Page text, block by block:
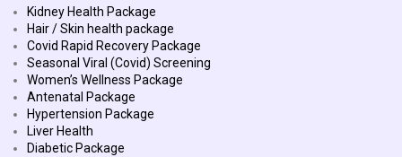
Kidney Health Package
Hair / Skin health package
Covid Rapid Recovery Package
Seasonal Viral (Covid) Screening
Women’s Wellness Package
Antenatal Package
Hypertension Package
Liver Health
Diabetic Package